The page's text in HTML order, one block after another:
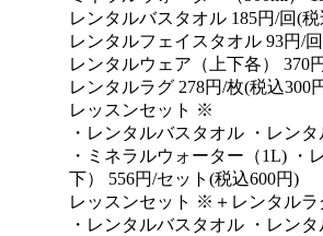
レンタルバスタオル 185円/回(税
レンタルフェイスタオル 93円/
レンタルウェア（上下各） 370
レンタルラグ 278円/枚(税込300
レッスンセット ※
・レンタルバスタオル ・レン
・ミネラルウォーター（1L) ・
下） 556円/セット(税込600円)
レッスンセット ※＋レンタルラ
・レンタルバスタオル ・レン